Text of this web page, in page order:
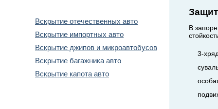
Вскрытие отечественных авто
Вскрытие импортных авто
Вскрытие джипов и микроавтобусов
Вскрытие багажника авто
Вскрытие капота авто
В
3-